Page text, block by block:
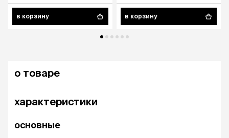
в корзину в корзину
о товаре
характеристики
основные